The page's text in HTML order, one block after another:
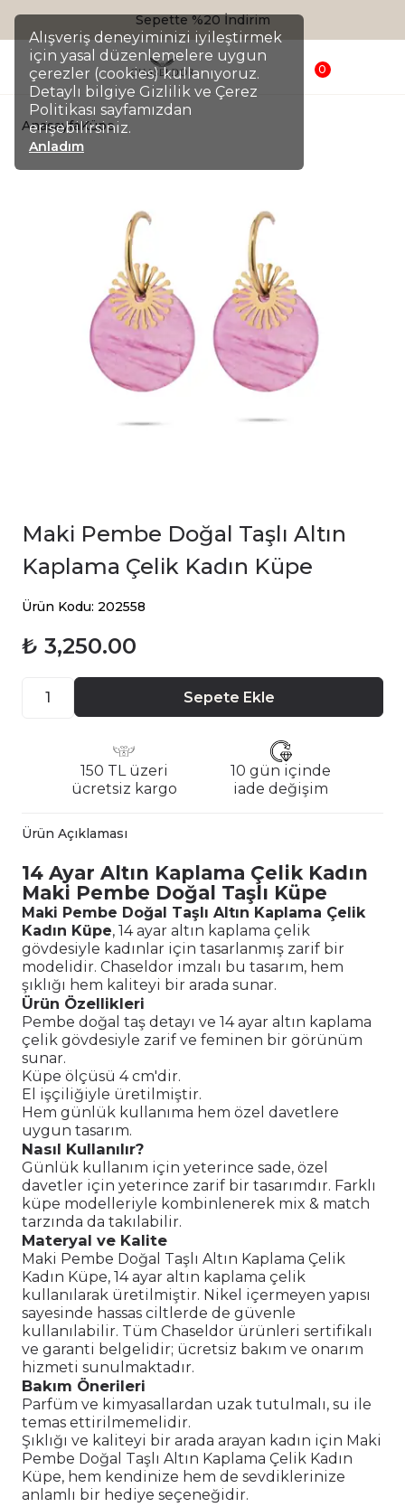
Alışveriş deneyiminizi iyileştirmek
için yasal düzenlemelere uygun
çerezler (cookies) kullanıyoruz.
Detaylı bilgiye Gizlilik ve Çerez
Politikası sayfamızdan
erişebilirsiniz.
Anladım
Sepette %20 İndirim
0
AnasayfaKüpe
Maki Pembe Doğal Taşlı Altın
Kaplama Çelik Kadın Küpe
Ürün Kodu: 202558
₺ 3,250.00
Sepete Ekle
150 TL üzeri
ücretsiz kargo
10 gün içinde
iade değişim
Ürün Açıklaması
14 Ayar Altın Kaplama Çelik Kadın
Maki Pembe Doğal Taşlı Küpe
Maki Pembe Doğal Taşlı Altın Kaplama Çelik
Kadın Küpe, 14 ayar altın kaplama çelik
gövdesiyle kadınlar için tasarlanmış zarif bir
modelidir. Chaseldor imzalı bu tasarım, hem
şıklığı hem kaliteyi bir arada sunar.
Ürün Özellikleri
Pembe doğal taş detayı ve 14 ayar altın kaplama
çelik gövdesiyle zarif ve feminen bir görünüm
sunar.
Küpe ölçüsü 4 cm'dir.
El işçiliğiyle üretilmiştir.
Hem günlük kullanıma hem özel davetlere
uygun tasarım.
Nasıl Kullanılır?
Günlük kullanım için yeterince sade, özel
davetler için yeterince zarif bir tasarımdır. Farklı
küpe modelleriyle kombinlenerek mix & match
tarzında da takılabilir.
Materyal ve Kalite
Maki Pembe Doğal Taşlı Altın Kaplama Çelik
Kadın Küpe, 14 ayar altın kaplama çelik
kullanılarak üretilmiştir. Nikel içermeyen yapısı
sayesinde hassas ciltlerde de güvenle
kullanılabilir. Tüm Chaseldor ürünleri sertifikalı
ve garanti belgelidir; ücretsiz bakım ve onarım
hizmeti sunulmaktadır.
Bakım Önerileri
Parfüm ve kimyasallardan uzak tutulmalı, su ile
temas ettirilmemelidir.
Şıklığı ve kaliteyi bir arada arayan kadın için Maki
Pembe Doğal Taşlı Altın Kaplama Çelik Kadın
Küpe, hem kendinize hem de sevdiklerinize
anlamlı bir hediye seçeneğidir.